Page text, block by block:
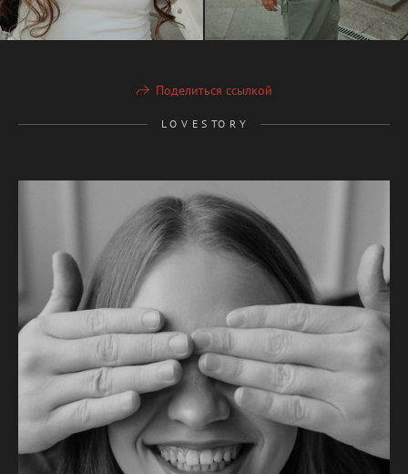
Поделиться ссылкой
L O V E S TO R Y